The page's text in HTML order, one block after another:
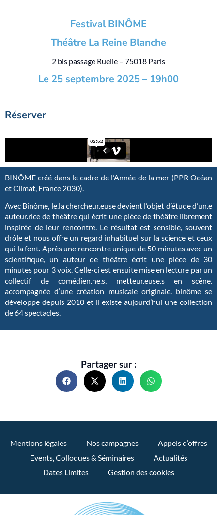
Festival BINÔME
Théâtre La Reine Blanche
2 bis passage Ruelle – 75018 Paris
Le 25 septembre 2025 – 19h00
Réserver
BINÔME créé dans le cadre de l’Année de la mer (PPR Océan
et Climat, France 2030).
Avec Binôme, le.la chercheur.euse devient l’objet d’étude d’un.e
auteur.rice de théâtre qui écrit une pièce de théâtre librement
inspirée de leur rencontre. Le résultat est sensible, souvent
drôle et nous offre un regard inhabituel sur la science et ceux
qui la font. Après une rencontre unique de 50 minutes avec un
scientifique, un auteur de théâtre écrit une pièce de 30
minutes pour 3 voix. Celle-ci est ensuite mise en lecture par un
collectif de comédien.ne.s, metteur.euse.s en scène,
accompagnée d’une création musicale originale. binôme se
développe depuis 2010 et il existe aujourd’hui une collection
de 64 spectacles.
Partager sur :
Mentions légales Nos campagnes
Appels d’offres
Events, Colloques & Séminaires
Actualités
Dates Limites
Gestion des cookies